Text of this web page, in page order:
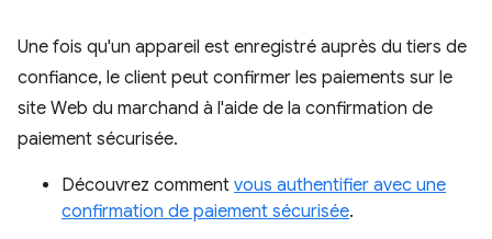
Une fois qu'un appareil est enregistré auprès du tiers de
confiance, le client peut confirmer les paiements sur le
site Web du marchand à l'aide de la confirmation de
paiement sécurisée.
Découvrez comment vous authentifier avec une
confirmation de paiement sécurisée.